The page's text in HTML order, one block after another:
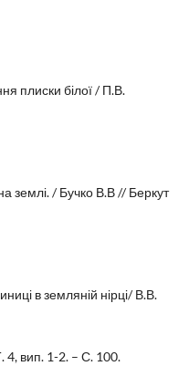
плиски білої / П.В.
землі. / Бучко В.В // Беркут
в земляній нірці/ В.В.
4, вип. 1-2. – С. 100.